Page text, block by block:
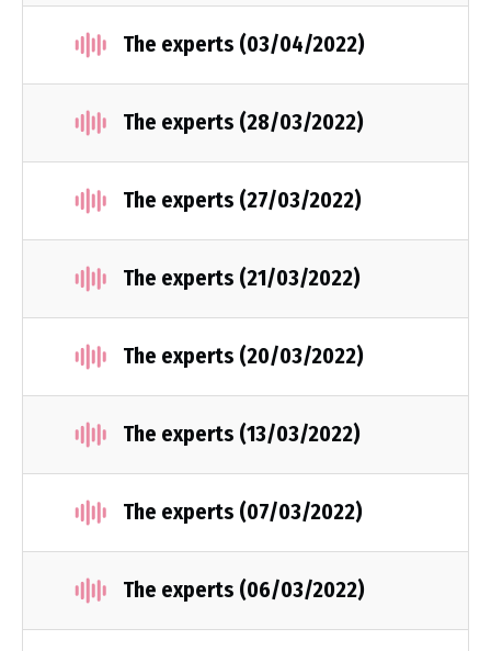
The experts (03/04/2022)
The experts (28/03/2022)
The experts (27/03/2022)
The experts (21/03/2022)
The experts (20/03/2022)
The experts (13/03/2022)
The experts (07/03/2022)
The experts (06/03/2022)